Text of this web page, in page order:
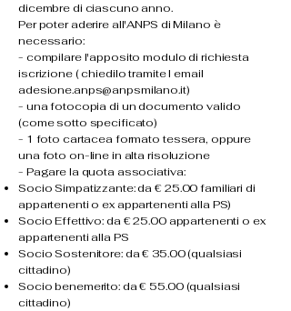
dicembre di ciascuno anno.
Per poter aderire all'ANPS di Milano è
necessario:
- compilare l'apposito modulo di richiesta
iscrizione ( chiedilo tramite l email
adesione.anps@anpsmilano.it)
- una fotocopia di un documento valido
(come sotto specificato)
- 1 foto cartacea formato tessera, oppure
una foto on-line in alta risoluzione
- Pagare la quota associativa:
Socio Simpatizzante: da € 25.00 familiari di
appartenenti o ex appartenenti alla PS)
Socio Effettivo: da € 25.00 appartenenti o ex
appartenenti alla PS
Socio Sostenitore: da € 35.00 (qualsiasi
cittadino)
Socio benemerito: da € 55.00 (qualsiasi
cittadino)